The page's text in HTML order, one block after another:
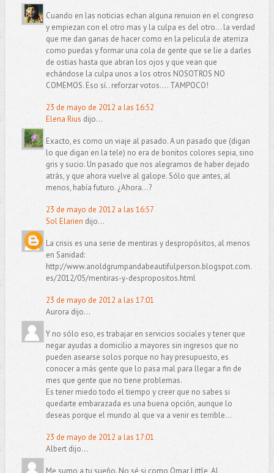
Cuando en las noticias echan alguna renuion en el congreso
y empiezan con el otro mas y la culpa es del otro... la verdad
que me dan ganas de hacer como en la pelicula de aterriza
como puedas y formar una cola de gente que se lie a darles
de ostias hasta que abran los ojos y que vean que
echándose la culpa unos a los otros NOSOTROS NO
COMEMOS. Eso sí.. reforzar votos.... TAMPOCO!
23 de mayo de 2012 a las 16:52
Elena Rius dijo...
Exacto, es como un viaje al pasado. A un pasado que (digan
lo que digan en la tele) no era de bonitos colores sepia, sino
gris y sucio. Un pasado que nos alegramos de haber dejado
atrás, y que ahora vuelve al galope. Sólo que antes, al
menos, había futuro. ¿Ahora...?
23 de mayo de 2012 a las 16:57
Sol Elarien dijo...
La crisis es una serie de mentiras y despropósitos, al menos
en Sanidad:
http://www.anoldgrumpandabeautifulperson.blogspot.com.
es/2012/05/mentiras-y-despropositos.html
23 de mayo de 2012 a las 17:01
Aurora dijo...
Y no sólo eso, es trabajar en servicios sociales y tener que
negar ayudas a domicilio a mayores sin ingresos que no
pueden asearse solos porque no hay presupuesto, es
conocer a más gente que lo pasa mal para llegar a fin de
mes que gente que no tiene problemas.
Es tener miedo todo el tiempo y creer que no sabes si
quedarte embarazada es una buena opción, aunque lo
deseas porque el mundo al que va a venir es terrible...
23 de mayo de 2012 a las 17:01
Albert dijo...
Me sumo a tu sueño. No sé si como Omar Little, Al